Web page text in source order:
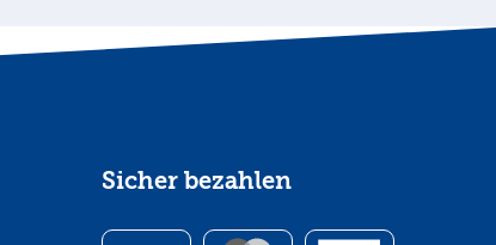
Sicher bezahlen